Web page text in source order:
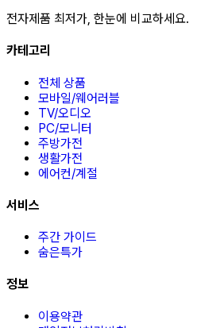
전자제품 최저가, 한눈에 비교하세요.
카테고리
전체 상품
모바일/웨어러블
TV/오디오
PC/모니터
주방가전
생활가전
에어컨/계절
서비스
주간 가이드
숨은특가
정보
이용약관